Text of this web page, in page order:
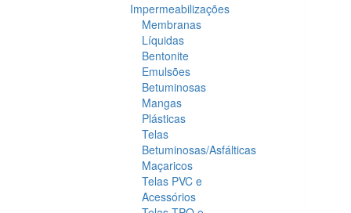
Impermeabilizações
Membranas
Líquidas
Bentonite
Emulsões
Betuminosas
Mangas
Plásticas
Telas
Betuminosas/Asfálticas
Maçaricos
Telas PVC e
Acessórios